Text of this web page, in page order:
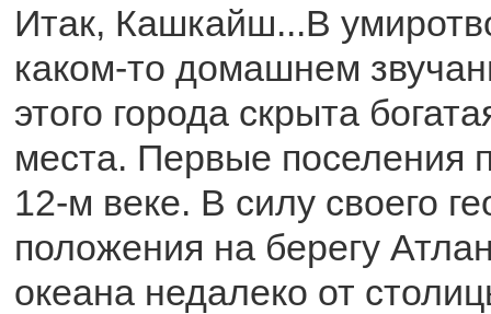
Итак, Кашкайш...В
каком-то домашнем
этого города скрыта
места. Первые поселения
12-м веке. В силу своего
положения на берегу
океана недалеко от